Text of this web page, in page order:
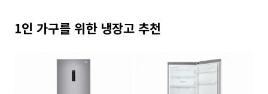
1인 가구를 위한 냉장고 추천